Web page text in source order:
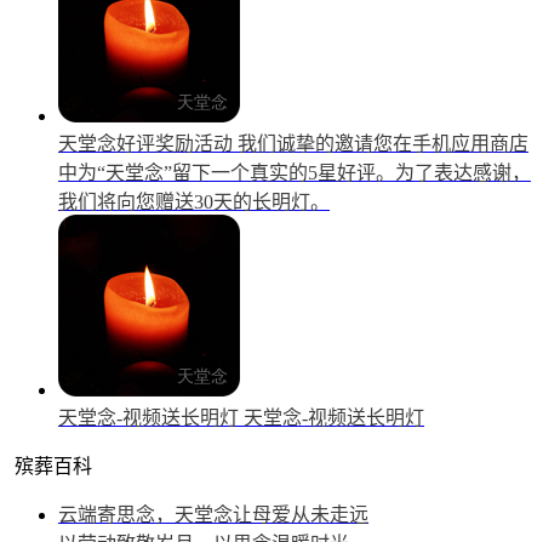
天堂念好评奖励活动 我们诚挚的邀请您在手机应用商店
中为“天堂念”留下一个真实的5星好评。为了表达感谢，
我们将向您赠送30天的长明灯。
天堂念-视频送长明灯 天堂念-视频送长明灯
殡葬百科
云端寄思念，天堂念让母爱从未走远